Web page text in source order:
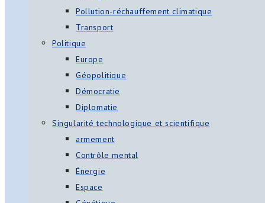
Pollution-réchauffement climatique
Transport
Politique
Europe
Géopolitique
Démocratie
Diplomatie
Singularité technologique et scientifique
armement
Contrôle mental
Énergie
Espace